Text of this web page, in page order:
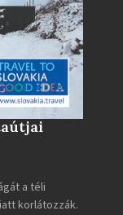
a téli
korlátozzák.